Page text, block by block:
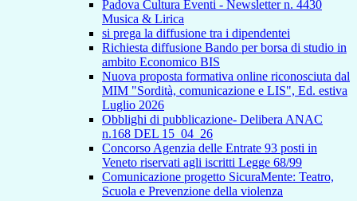
Padova Cultura Eventi - Newsletter n. 4430
Musica & Lirica
si prega la diffusione tra i dipendentei
Richiesta diffusione Bando per borsa di studio in
ambito Economico BIS
Nuova proposta formativa online riconosciuta dal
MIM "Sordità, comunicazione e LIS", Ed. estiva
Luglio 2026
Obblighi di pubblicazione- Delibera ANAC
n.168 DEL 15_04_26
Concorso Agenzia delle Entrate 93 posti in
Veneto riservati agli iscritti Legge 68/99
Comunicazione progetto SicuraMente: Teatro,
Scuola e Prevenzione della violenza